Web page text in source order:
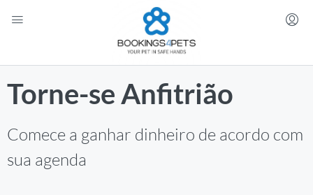
Torne-se Anfitrião
Comece a ganhar dinheiro de acordo com
sua agenda